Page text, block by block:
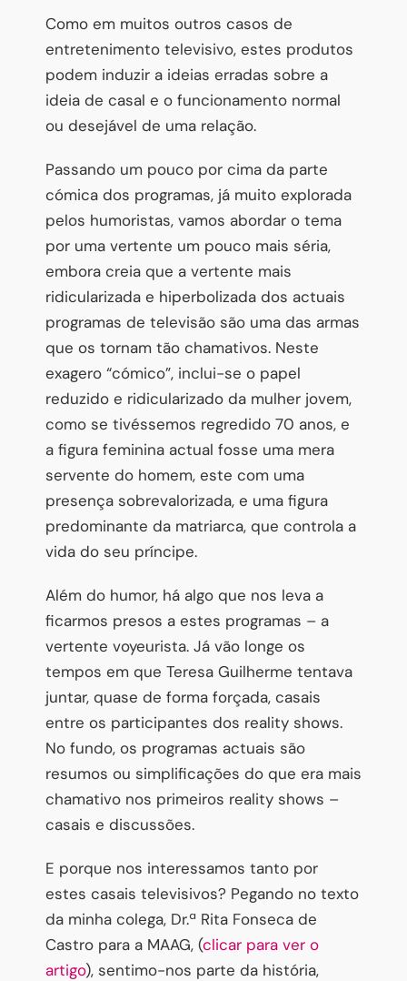
Como em muitos outros casos de
entretenimento televisivo, estes produtos
podem induzir a ideias erradas sobre a
ideia de casal e o funcionamento normal
ou desejável de uma relação.
Passando um pouco por cima da parte
cómica dos programas, já muito explorada
pelos humoristas, vamos abordar o tema
por uma vertente um pouco mais séria,
embora creia que a vertente mais
ridicularizada e hiperbolizada dos actuais
programas de televisão são uma das armas
que os tornam tão chamativos. Neste
exagero “cómico”, inclui-se o papel
reduzido e ridicularizado da mulher jovem,
como se tivéssemos regredido 70 anos, e
a figura feminina actual fosse uma mera
servente do homem, este com uma
presença sobrevalorizada, e uma figura
predominante da matriarca, que controla a
vida do seu príncipe.
Além do humor, há algo que nos leva a
ficarmos presos a estes programas – a
vertente voyeurista. Já vão longe os
tempos em que Teresa Guilherme tentava
juntar, quase de forma forçada, casais
entre os participantes dos reality shows.
No fundo, os programas actuais são
resumos ou simplificações do que era mais
chamativo nos primeiros reality shows –
casais e discussões.
E porque nos interessamos tanto por
estes casais televisivos? Pegando no texto
da minha colega, Dr.ª Rita Fonseca de
Castro para a MAAG, (clicar para ver o
artigo), sentimo-nos parte da história,